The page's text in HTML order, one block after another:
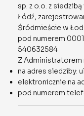
sp. z o.o. z
Łódź,
Śródmieście w
pod numerem
540632584
Z Administratorem
na adres siedziby:
elektronicznie na
pod numerem